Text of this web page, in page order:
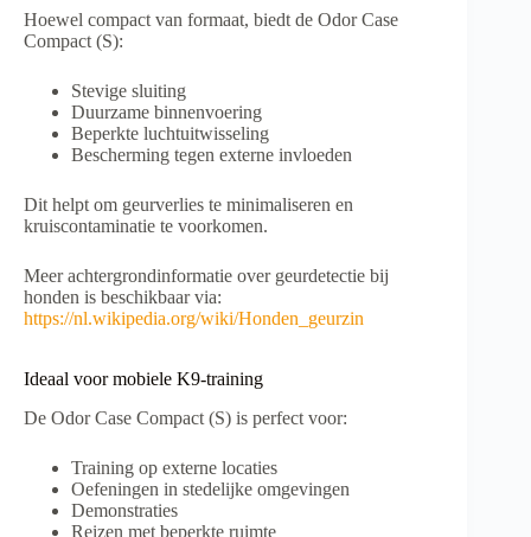
Hoewel compact van formaat, biedt de Odor Case
Compact (S):
Stevige sluiting
Duurzame binnenvoering
Beperkte luchtuitwisseling
Bescherming tegen externe invloeden
Dit helpt om geurverlies te minimaliseren en
kruiscontaminatie te voorkomen.
Meer achtergrondinformatie over geurdetectie bij
honden is beschikbaar via:
https://nl.wikipedia.org/wiki/Honden_geurzin
Ideaal voor mobiele K9-training
De Odor Case Compact (S) is perfect voor:
Training op externe locaties
Oefeningen in stedelijke omgevingen
Demonstraties
Reizen met beperkte ruimte